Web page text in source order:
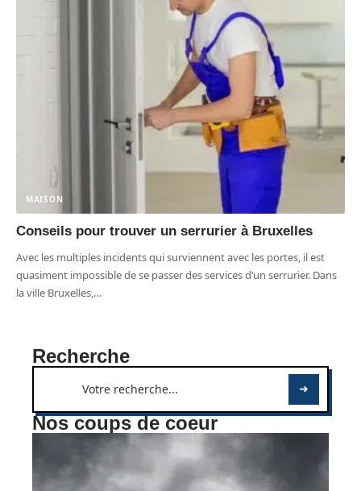
MAISON
Conseils pour trouver un serrurier à Bruxelles
Avec les multiples incidents qui surviennent avec les portes, il est
quasiment impossible de se passer des services d’un serrurier. Dans
la ville Bruxelles, …
Recherche
Nos coups de coeur